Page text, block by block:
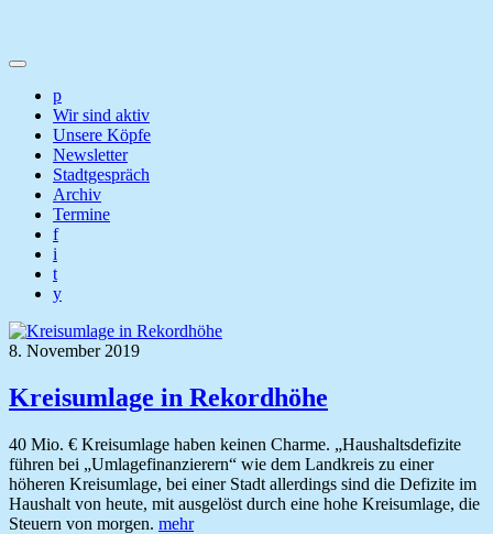
p
Wir sind aktiv
Unsere Köpfe
Newsletter
Stadtgespräch
Archiv
Termine
f
i
t
y
8. November 2019
Kreisumlage in Rekordhöhe
40 Mio. € Kreisumlage haben keinen Charme. „Haushaltsdefizite
führen bei „Umlagefinanzierern“ wie dem Landkreis zu einer
höheren Kreisumlage, bei einer Stadt allerdings sind die Defizite im
Haushalt von heute, mit ausgelöst durch eine hohe Kreisumlage, die
Steuern von morgen. mehr